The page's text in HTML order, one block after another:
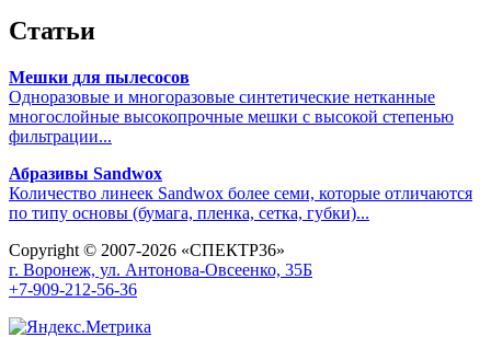
Статьи
Мешки для пылесосов
Одноразовые и многоразовые синтетические нетканные
многослойные высокопрочные мешки с высокой степенью
фильтрации...
Абразивы Sandwox
Количество линеек Sandwox более семи, которые отличаются
по типу основы (бумага, пленка, сетка, губки)...
Copyright © 2007-2026 «СПЕКТР36»
г. Воронеж, ул. Антонова-Овсеенко, 35Б
+7-909-212-56-36